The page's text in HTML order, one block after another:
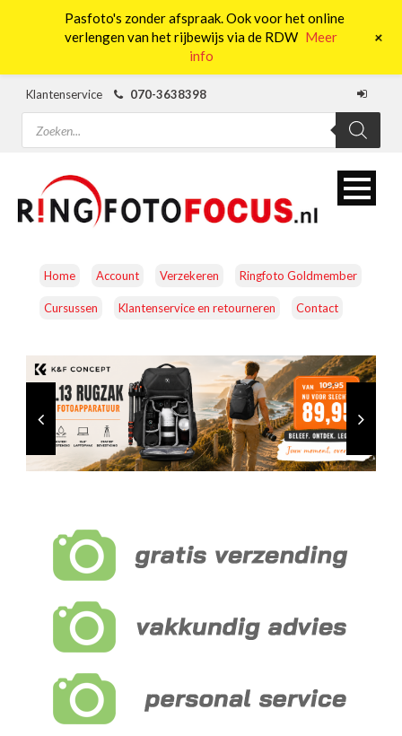
Klantenservice
070-3638398
Producten
zoeken
Home Account Verzekeren Ringfoto Goldmember
Cursussen Klantenservice en retourneren Contact
CAMERA’S OBJECTIEVEN ACCESSOIRES
NATUUROBSERVATIE MEDIA EN ENERGIE
STUDIOFOTOGRAFIE OCCASIONS
DJI Osmo Pocket 4
Pasfoto's zonder afspraak. Ook voor het online
verlengen van het rijbewijs via de RDW Meer
info
+